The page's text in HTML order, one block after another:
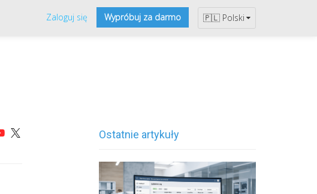
Zaloguj się Wypróbuj za darmo 🇵🇱 Polski
Ostatnie artykuły